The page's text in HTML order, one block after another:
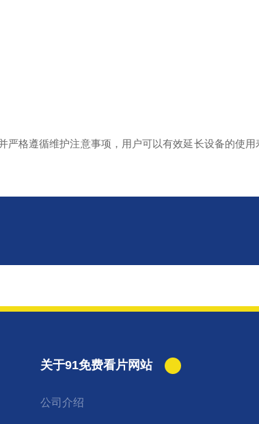
格遵循维护注意事项，用户可以有效延长设备的使用
关于91免费看片网站
公司介绍